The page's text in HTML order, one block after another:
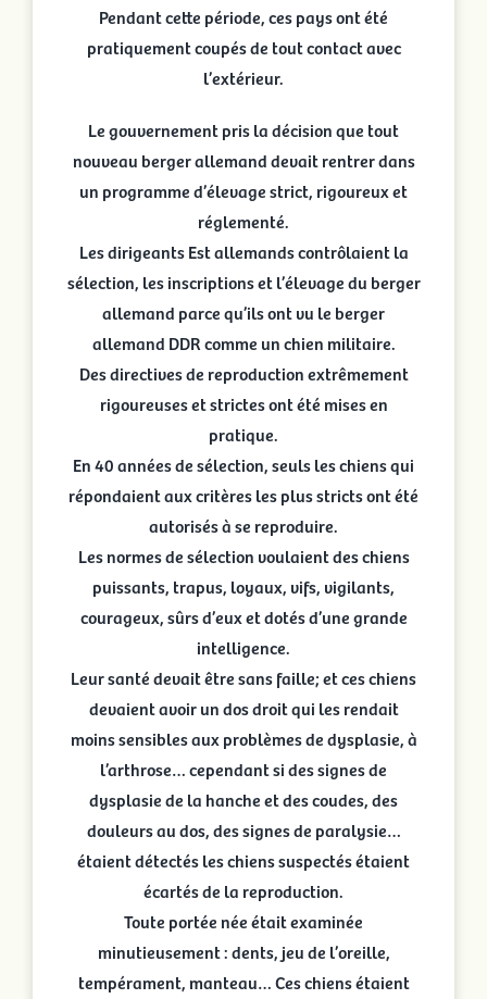
Pendant cette période, ces pays ont été
pratiquement coupés de tout contact avec
l’extérieur.
Le gouvernement pris la décision que tout
nouveau berger allemand devait rentrer dans
un programme d’élevage strict, rigoureux et
réglementé.
Les dirigeants Est allemands contrôlaient la
sélection, les inscriptions et l’élevage du berger
allemand parce qu’ils ont vu le berger
allemand DDR comme un chien militaire.
Des directives de reproduction extrêmement
rigoureuses et strictes ont été mises en
pratique.
En 40 années de sélection, seuls les chiens qui
répondaient aux critères les plus stricts ont été
autorisés à se reproduire.
Les normes de sélection voulaient des chiens
puissants, trapus, loyaux, vifs, vigilants,
courageux, sûrs d’eux et dotés d’une grande
intelligence.
Leur santé devait être sans faille; et ces chiens
devaient avoir un dos droit qui les rendait
moins sensibles aux problèmes de dysplasie, à
l’arthrose… cependant si des signes de
dysplasie de la hanche et des coudes, des
douleurs au dos, des signes de paralysie…
étaient détectés les chiens suspectés étaient
écartés de la reproduction.
Toute portée née était examinée
minutieusement : dents, jeu de l’oreille,
tempérament, manteau… Ces chiens étaient